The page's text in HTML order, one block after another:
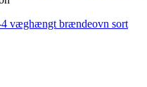
væghængt brændeovn sort